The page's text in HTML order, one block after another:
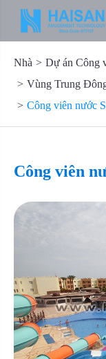
Nhà
Dự án Công
Vùng Trung
Công viên nước
Công viên